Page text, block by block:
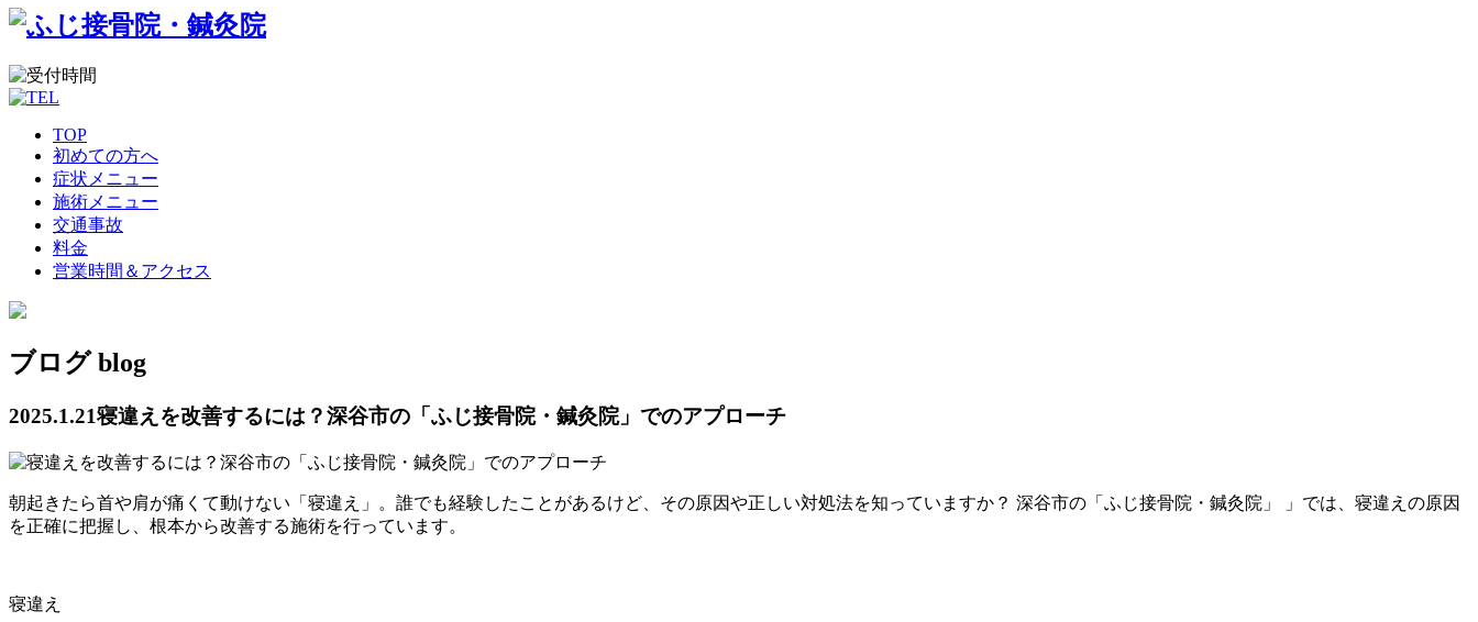
TOP
初めての方へ
症状メニュー
施術メニュー
交通事故
料金
営業時間＆アクセス
ブログ blog
2025.1.21寝違えを改善するには？深谷市の「ふじ接骨院・鍼灸院」でのアプローチ
朝起きたら首や肩が痛くて動けない「寝違え」。誰でも経験したことがあるけど、その原因や正しい対処法を知っていますか？ 深谷市の「ふじ接骨院・鍼灸院」 」では、寝違えの原因
を正確に把握し、根本から改善する施術を行っています。
寝違え